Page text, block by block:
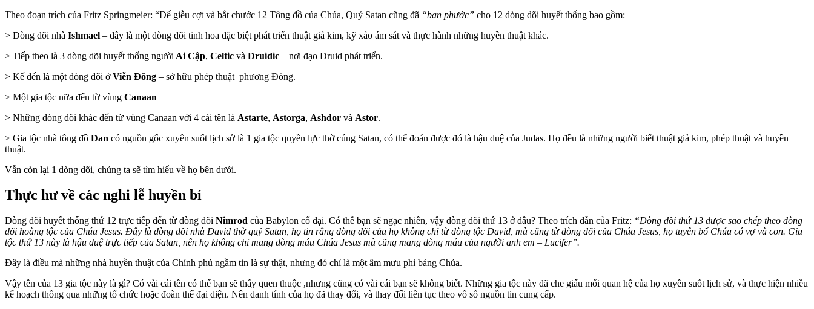
Theo đoạn trích của Fritz Springmeier: “Để giễu cợt và bắt chước 12 Tông đồ của Chúa, Quỷ Satan cũng đã “ban phước” cho 12 dòng dõi huyết thống bao gồm:
> Dòng dõi nhà Ishmael – đây là một dòng dõi tinh hoa đặc biệt phát triển thuật giả kim, kỹ xảo ám sát và thực hành những huyền thuật khác.
> Tiếp theo là 3 dòng dõi huyết thống người Ai Cập, Celtic và Druidic – nơi đạo Druid phát triển.
> Kế đến là một dòng dõi ởViễn Đông – sở hữu phép thuật phương Đông.
> Một gia tộc nữa đến từ vùng Canaan
> Những dòng dõi khác đến từ vùng Canaan với 4 cái tên là Astarte, Astorga, Ashdor và Astor.
> Gia tộc nhà tông đồ Dan có nguồn gốc xuyên suốt lịch sử là 1 gia tộc quyền lực thờ cúng Satan, có thể đoán được đó là hậu duệ của Judas. Họ đều là những người biết thuật giả kim, phép thuật và huyền
thuật.
Vẫn còn lại 1 dòng dõi, chúng ta sẽ tìm hiểu về họ bên dưới.
Thực hư về các nghi lễ huyền bí
Dòng dõi huyết thống thứ 12 trực tiếp đến từ dòng dõi Nimrod của Babylon cổ đại. Có thể bạn sẽ ngạc nhiên, vậy dòng dõi thứ 13 ở đâu? Theo trích dẫn của Fritz: “Dòng dõi thứ 13 được sao chép theo dòng
dõi hoàng tộc của Chúa Jesus. Đây là dòng dõi nhà David thờ quỷ Satan, họ tin rằng dòng dõi của họ không chỉ từ dòng tộc David, mà cũng từ dòng dõi của Chúa Jesus, họ tuyên bố Chúa có vợ và con. Gia
tộc thứ 13 này là hậu duệ trực tiếp của Satan, nên họ không chỉ mang dòng máu Chúa Jesus mà cũng mang dòng máu của người anh em – Lucifer”.
Đây là điều mà những nhà huyền thuật của Chính phủ ngầm tin là sự thật, nhưng đó chỉ là một âm mưu phỉ báng Chúa.
Vậy tên của 13 gia tộc này là gì? Có vài cái tên có thể bạn sẽ thấy quen thuộc ,nhưng cũng có vài cái bạn sẽ không biết. Những gia tộc này đã che giấu mối quan hệ của họ xuyên suốt lịch sử, và thực hiện nhiều
kế hoạch thông qua những tổ chức hoặc đoàn thể đại diện. Nên danh tính của họ đã thay đổi, và thay đổi liên tục theo vô số nguồn tin cung cấp.